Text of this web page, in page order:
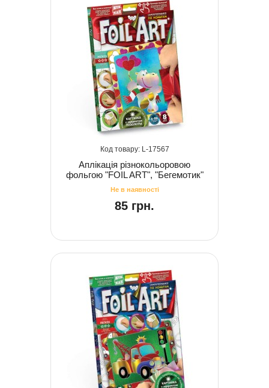
17567
Аплікація різнокольоровою
фольгою "FOIL ART", "Бегемотик"
85 грн.